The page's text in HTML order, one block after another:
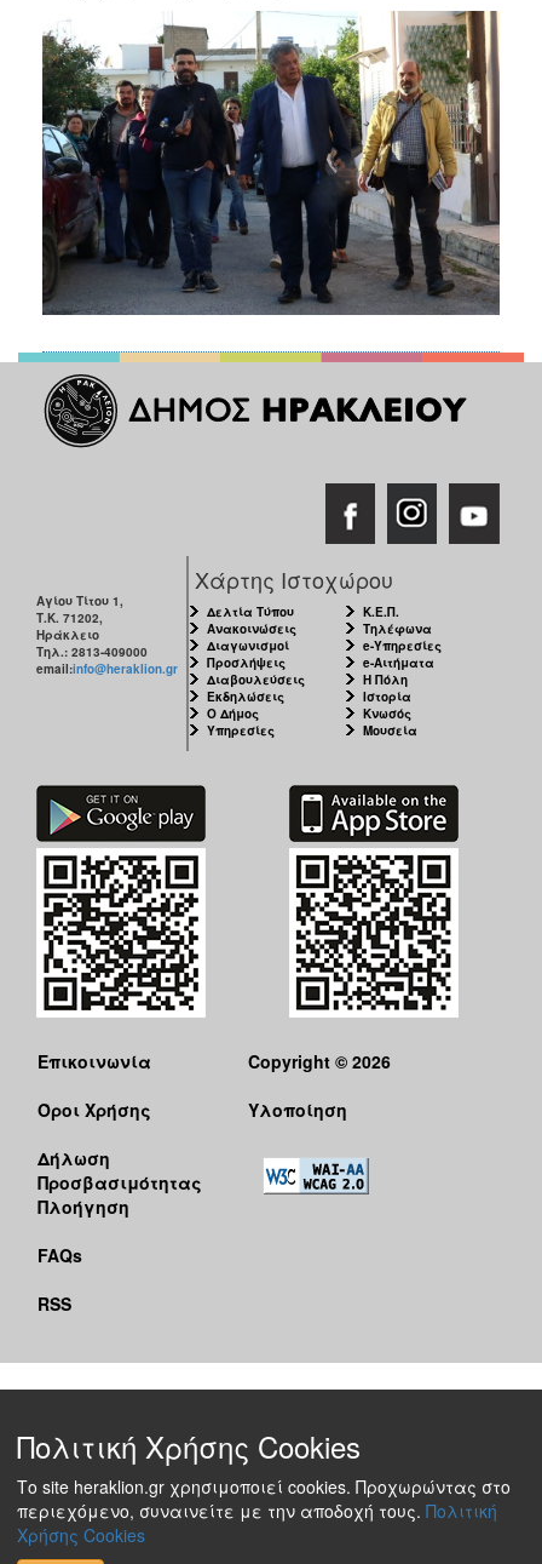
Αγίου Τίτου 1,
Τ.Κ. 71202,
Ηράκλειο
Τηλ.: 2813-409000
email:info@heraklion.gr
Χάρτης Ιστοχώρου
Δελτία Τύπου
Ανακοινώσεις
Διαγωνισμοί
Προσλήψεις
Διαβουλεύσεις
Εκδηλώσεις
Ο Δήμος
Υπηρεσίες
Κ.Ε.Π.
Τηλέφωνα
e-Υπηρεσίες
e-Αιτήματα
Η Πόλη
Ιστορία
Κνωσός
Μουσεία
Επικοινωνία
Όροι Χρήσης
Δήλωση
Προσβασιμότητας
Πλοήγηση
FAQs
RSS
Copyright © 2026
Υλοποίηση
Πολιτική Χρήσης Cookies
Το site heraklion.gr χρησιμοποιεί cookies. Προχωρώντας στο
περιεχόμενο, συναινείτε με την αποδοχή τους. Πολιτική
Χρήσης Cookies